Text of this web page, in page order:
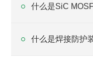
什么是SiC
什么是焊接防护